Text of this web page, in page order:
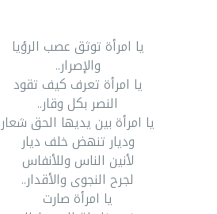
يا امرأة توثق عصب الرؤيا
والإصرار..
يا امرأة تعرف كيف تقود
النصر بكل وقار..
يا امرأة بين يديها الحق شعار
وديار تنهض خلف ديار
لأنين الناس وللأنفاس
لجرح النجوى والأقدار..
يا امرأة صارت